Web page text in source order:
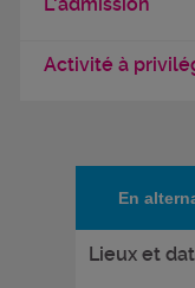
Activité à
En
Lieux et